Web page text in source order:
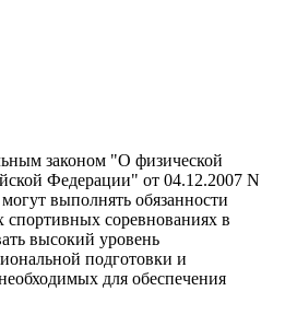
законом "О физической
Федерации" от 04.12.2007 N
выполнять обязанности
соревнованиях в
высокий уровень
подготовки и
для обеспечения